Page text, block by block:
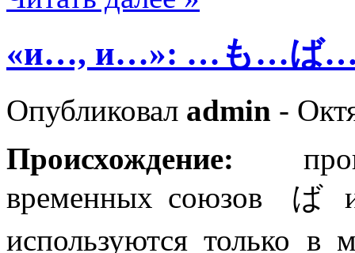
«и…, и…»: …も…ば
Опубликовал admin -
Происхождение:
временных союзов ば
используются